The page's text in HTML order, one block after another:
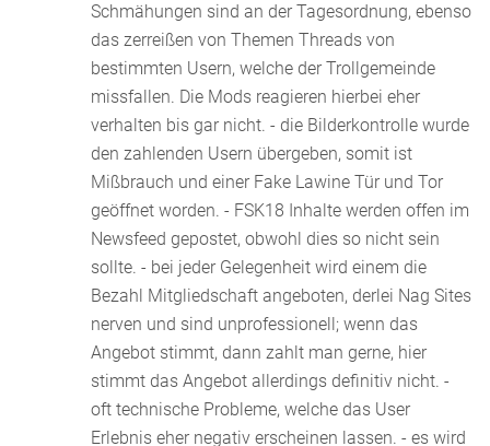
Schmähungen sind an der Tagesordnung, ebenso
das zerreißen von Themen Threads von
bestimmten Usern, welche der Trollgemeinde
missfallen. Die Mods reagieren hierbei eher
verhalten bis gar nicht. - die Bilderkontrolle wurde
den zahlenden Usern übergeben, somit ist
Mißbrauch und einer Fake Lawine Tür und Tor
geöffnet worden. - FSK18 Inhalte werden offen im
Newsfeed gepostet, obwohl dies so nicht sein
sollte. - bei jeder Gelegenheit wird einem die
Bezahl Mitgliedschaft angeboten, derlei Nag Sites
nerven und sind unprofessionell; wenn das
Angebot stimmt, dann zahlt man gerne, hier
stimmt das Angebot allerdings definitiv nicht. -
oft technische Probleme, welche das User
Erlebnis eher negativ erscheinen lassen. - es wird